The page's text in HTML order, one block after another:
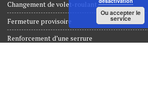
Changement de volet-roulant
Fermeture provisoire
Renforcement d’une serrure
Ou accepter le
service